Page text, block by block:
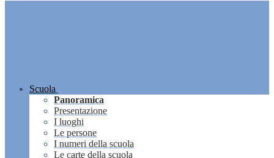
Scuola
Panoramica
Presentazione
I luoghi
Le persone
I numeri della scuola
Le carte della scuola